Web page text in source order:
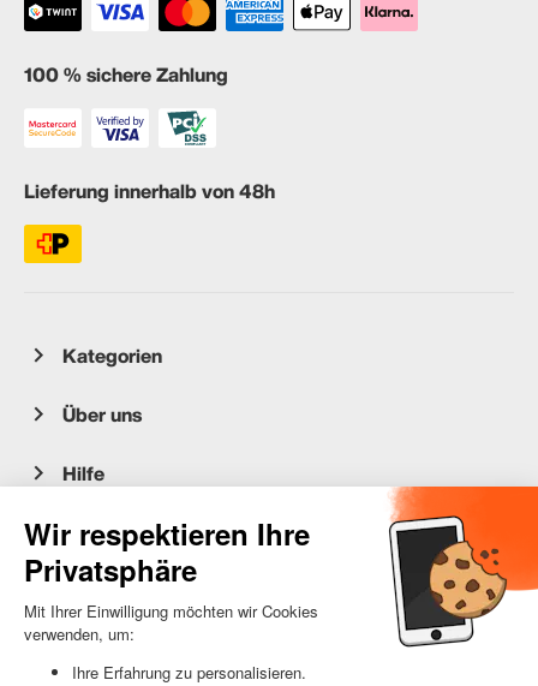
100 % sichere Zahlung
Lieferung innerhalb von 48h
Kategorien
Über uns
Hilfe
Kundenservice
occasion.migros.mobile@recommerce.com
Montag-Freitag 08:00-17:00